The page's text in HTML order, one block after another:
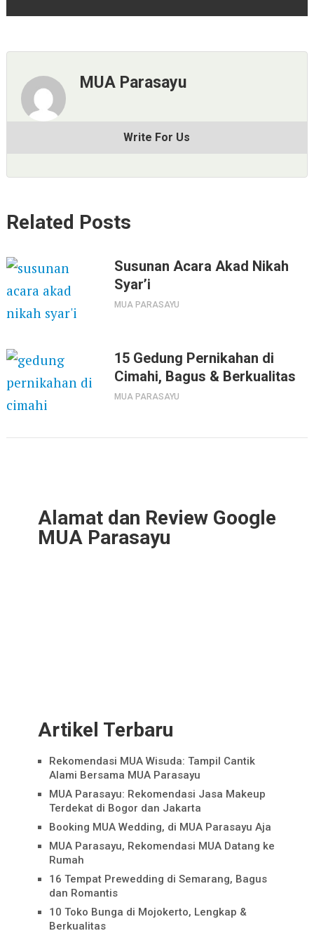
MUA Parasayu
Write For Us
Related Posts
Susunan Acara Akad Nikah
Syar’i
MUA PARASAYU
15 Gedung Pernikahan di
Cimahi, Bagus & Berkualitas
MUA PARASAYU
Alamat dan Review Google
MUA Parasayu
Artikel Terbaru
Rekomendasi MUA Wisuda: Tampil Cantik
Alami Bersama MUA Parasayu
MUA Parasayu: Rekomendasi Jasa Makeup
Terdekat di Bogor dan Jakarta
Booking MUA Wedding, di MUA Parasayu Aja
MUA Parasayu, Rekomendasi MUA Datang ke
Rumah
16 Tempat Prewedding di Semarang, Bagus
dan Romantis
10 Toko Bunga di Mojokerto, Lengkap &
Berkualitas